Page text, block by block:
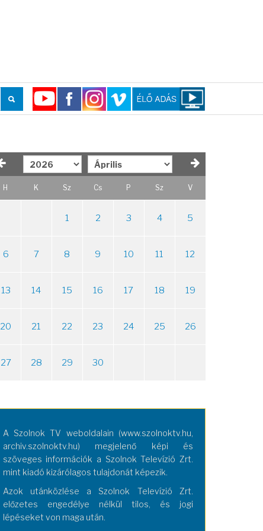
H K Sz Cs P Sz V
1 2 3 4 5
6 7 8 9 10 11 12
13 14 15 16 17 18 19
20 21 22 23 24 25 26
27 28 29 30
A Szolnok TV weboldalain (www.szolnoktv.hu,
archiv.szolnoktv.hu) megjelenő képi és
szöveges információk a Szolnok Televízió Zrt.
mint kiadó kizárólagos tulajdonát képezik.
Azok utánközlése a Szolnok Televízió Zrt.
előzetes engedélye nélkül tilos, és jogi
lépéseket von maga után.